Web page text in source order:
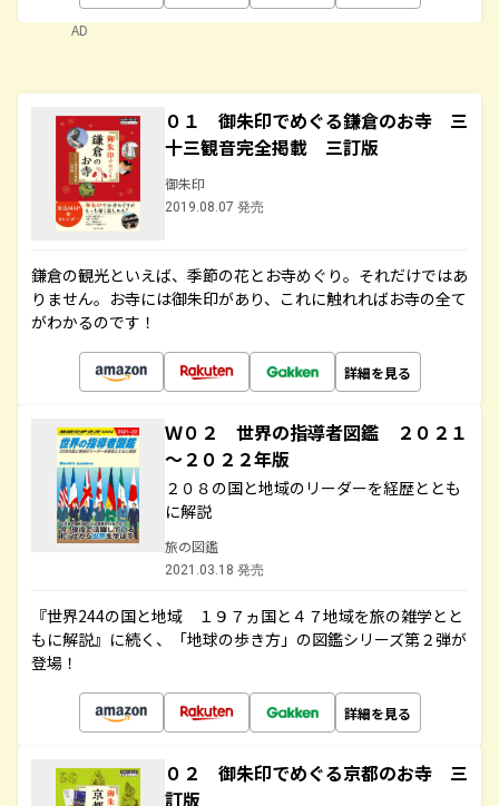
AD
０１ 御朱印でめぐる鎌倉のお寺 三
十三観音完全掲載 三訂版
御朱印
2019.08.07 発売
鎌倉の観光といえば、季節の花とお寺めぐり。それだけではあ
りません。お寺には御朱印があり、これに触れればお寺の全て
がわかるのです！
詳細を見る
Ｗ０２ 世界の指導者図鑑 ２０２１
～２０２２年版
２０８の国と地域のリーダーを経歴ととも
に解説
旅の図鑑
2021.03.18 発売
『世界244の国と地域 １９７ヵ国と４７地域を旅の雑学とと
もに解説』に続く、「地球の歩き方」の図鑑シリーズ第２弾が
登場！
詳細を見る
０２ 御朱印でめぐる京都のお寺 三
訂版